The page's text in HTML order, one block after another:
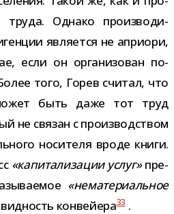
труда. Однако про­из­во­ди­
явля­ется не апри­ори,
если он орга­ни­зо­ван по-​
того, Горев счи­тал, что
быть даже тот труд
не свя­зан с про­из­вод­ством
носи­теля вроде книги.
«капи­та­ли­за­ции услуг»пре­
«нема­те­ри­аль­ное
кон­вей­ера33 .